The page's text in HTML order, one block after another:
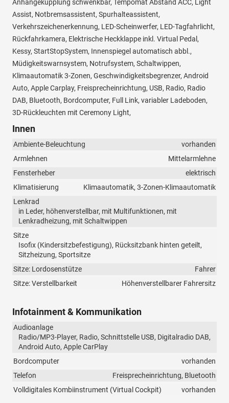
Anhängekupplung schwenkbar, Tempomat Abstand ACC, Light
Assist, Notbremsassistent, Spurhalteassistent,
Verkehrszeichenerkennung, LED-Scheinwerfer, LED-Tagfahrlicht,
Rückfahrkamera, Elektrische Heckklappe inkl. Virtual Pedal,
Kessy, StartStopSystem, Innenspiegel automatisch abbl.,
Müdigkeitswarnsystem, Notrufsystem, Schaltwippen,
Klimaautomatik 3-Zonen, Geschwindigkeitsbegrenzer, Android
Auto, Apple Carplay, Freisprecheinrichtung, USB, Radio, Radio
DAB, Bluetooth, Bordcomputer, Full Link, variabler Ladeboden,
3D-Rückleuchten mit Ceremony Light,
Innen
Ambiente-Beleuchtung
vorhanden
Armlehnen
Mittelarmlehne
Fensterheber
elektrisch
Klimatisierung
Klimaautomatik, 3-Zonen-Klimaautomatik
Lenkrad
in Leder, höhenverstellbar, mit Multifunktionen, mit
Lenkradheizung, mit Schaltwippen
Sitze
Isofix (Kindersitzbefestigung), Rücksitzbank hinten geteilt,
Sitzheizung, Sportsitze
Sitze: Lordosenstütze
Fahrer
Sitze: Verstellbarkeit
Höhenverstellbarer Fahrersitz
Infotainment & Kommunikation
Audioanlage
Radio/MP3-Player, Radio, Schnittstelle USB, Digitalradio DAB,
Android Auto, Apple CarPlay
Bordcomputer
vorhanden
Telefon
Freisprecheinrichtung, Bluetooth
Volldigitales Kombiinstrument (Virtual Cockpit)
vorhanden